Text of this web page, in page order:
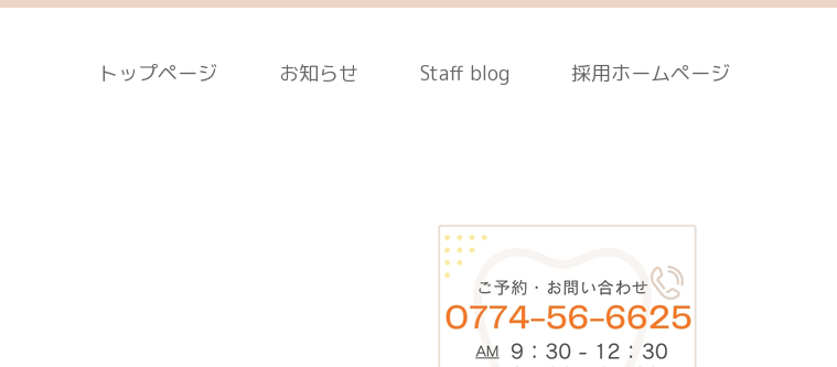
トップページ お知らせ Staff blog 採用ホームページ